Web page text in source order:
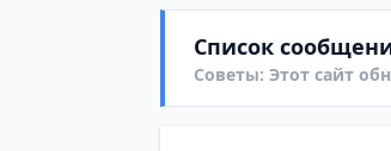
Список
Советы: Этот сайт